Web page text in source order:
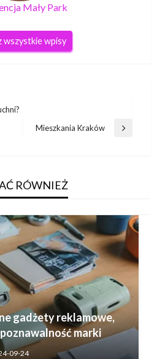
Mały Park
wszystkie wpisy
Następny
Mieszkania Kraków
RÓWNIEŻ
gadżety reklamowe,
marki
09-24